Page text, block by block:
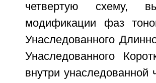
четвертую схему,
модификации фаз
Унаследованного
Унаследованного
внутри унаследованной